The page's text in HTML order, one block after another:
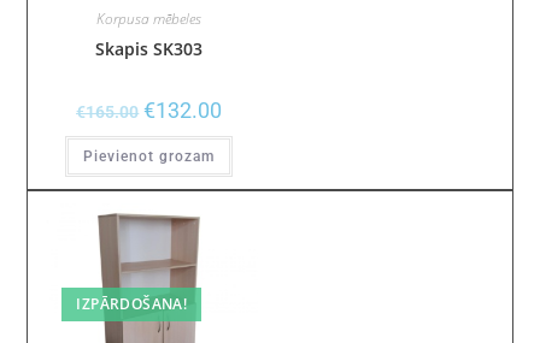
Korpusa mēbeles
Skapis SK303
€165.00 €132.00
Pievienot grozam
IZPĀRDOŠANA!